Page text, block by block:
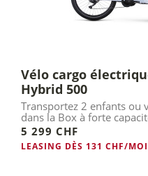
Vélo cargo
Hybrid 500
Transportez 2 enfants ou
dans la Box à forte
5 299 CHF
LEASING DÈS 131 CHF/